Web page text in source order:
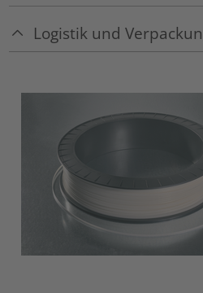
Logistik und